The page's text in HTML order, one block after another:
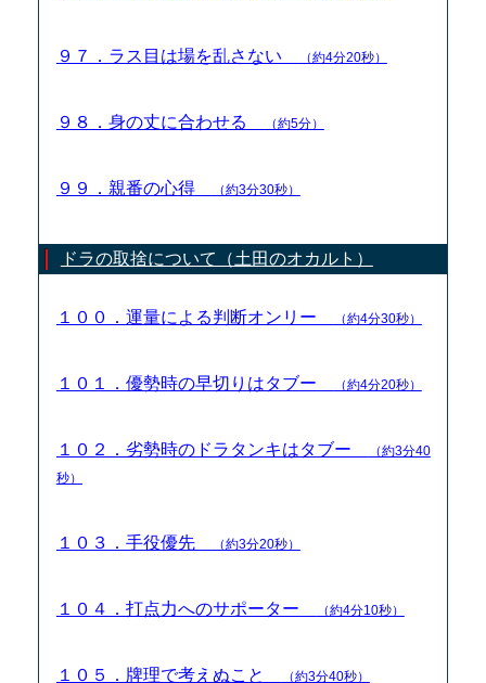
９７．ラス目は場を乱さない （約4分20秒）
９８．身の丈に合わせる （約5分）
９９．親番の心得 （約3分30秒）
ドラの取捨について（土田のオカルト）
１００．運量による判断オンリー （約4分30秒）
１０１．優勢時の早切りはタブー （約4分20秒）
１０２．劣勢時のドラタンキはタブー
（約3分40
秒）
１０３．手役優先 （約3分20秒）
１０４．打点力へのサポーター （約4分10秒）
１０５．牌理で考えぬこと （約3分40秒）